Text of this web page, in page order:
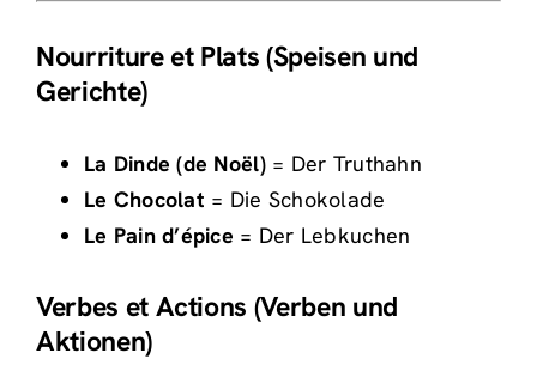
Nourriture et Plats (Speisen und
Gerichte)
La Dinde (de Noël)= Der Truthahn
Le Chocolat = Die Schokolade
Le Pain d’épice = Der Lebkuchen
Verbes et Actions (Verben und
Aktionen)